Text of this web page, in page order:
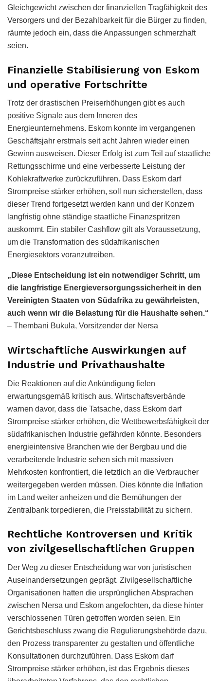
Gleichgewicht zwischen der finanziellen Tragfähigkeit des
Versorgers und der Bezahlbarkeit für die Bürger zu finden,
räumte jedoch ein, dass die Anpassungen schmerzhaft
seien.
Finanzielle Stabilisierung von Eskom
und operative Fortschritte
Trotz der drastischen Preiserhöhungen gibt es auch
positive Signale aus dem Inneren des
Energieunternehmens. Eskom konnte im vergangenen
Geschäftsjahr erstmals seit acht Jahren wieder einen
Gewinn ausweisen. Dieser Erfolg ist zum Teil auf staatliche
Rettungsschirme und eine verbesserte Leistung der
Kohlekraftwerke zurückzuführen. Dass Eskom darf
Strompreise stärker erhöhen, soll nun sicherstellen, dass
dieser Trend fortgesetzt werden kann und der Konzern
langfristig ohne ständige staatliche Finanzspritzen
auskommt. Ein stabiler Cashflow gilt als Voraussetzung,
um die Transformation des südafrikanischen
Energiesektors voranzutreiben.
„Diese Entscheidung ist ein notwendiger Schritt, um
die langfristige Energieversorgungssicherheit in den
Vereinigten Staaten von Südafrika zu gewährleisten,
auch wenn wir die Belastung für die Haushalte sehen.“
– Thembani Bukula, Vorsitzender der Nersa
Wirtschaftliche Auswirkungen auf
Industrie und Privathaushalte
Die Reaktionen auf die Ankündigung fielen
erwartungsgemäß kritisch aus. Wirtschaftsverbände
warnen davor, dass die Tatsache, dass Eskom darf
Strompreise stärker erhöhen, die Wettbewerbsfähigkeit der
südafrikanischen Industrie gefährden könnte. Besonders
energieintensive Branchen wie der Bergbau und die
verarbeitende Industrie sehen sich mit massiven
Mehrkosten konfrontiert, die letztlich an die Verbraucher
weitergegeben werden müssen. Dies könnte die Inflation
im Land weiter anheizen und die Bemühungen der
Zentralbank torpedieren, die Preisstabilität zu sichern.
Rechtliche Kontroversen und Kritik
von zivilgesellschaftlichen Gruppen
Der Weg zu dieser Entscheidung war von juristischen
Auseinandersetzungen geprägt. Zivilgesellschaftliche
Organisationen hatten die ursprünglichen Absprachen
zwischen Nersa und Eskom angefochten, da diese hinter
verschlossenen Türen getroffen worden seien. Ein
Gerichtsbeschluss zwang die Regulierungsbehörde dazu,
den Prozess transparenter zu gestalten und öffentliche
Konsultationen durchzuführen. Dass Eskom darf
Strompreise stärker erhöhen, ist das Ergebnis dieses